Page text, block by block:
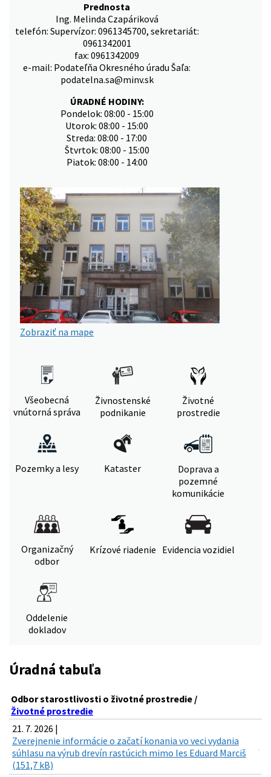
Prednosta
Ing. Melinda Czapáriková
telefón: Supervízor: 0961345700, sekretariát:
0961342001
fax: 0961342009
e-mail: Podateľňa Okresného úradu Šaľa:
podatelna.sa@minv.sk
ÚRADNÉ HODINY:
Pondelok: 08:00 - 15:00
Utorok: 08:00 - 15:00
Streda: 08:00 - 17:00
Štvrtok: 08:00 - 15:00
Piatok: 08:00 - 14:00
Zobraziť na mape
Všeobecná
vnútorná správa
Živnostenské
podnikanie
Životné
prostredie
Pozemky a lesy Kataster
Doprava a
pozemné
komunikácie
Organizačný
odbor
Krízové riadenie Evidencia vozidiel
Oddelenie
dokladov
Úradná tabuľa
Odbor starostlivosti o životné prostredie /
Životné prostredie
21. 7. 2026 |
Zverejnenie informácie o začatí konania vo veci vydania
súhlasu na výrub drevín rastúcich mimo les Eduard Marciš
(151,7 kB)